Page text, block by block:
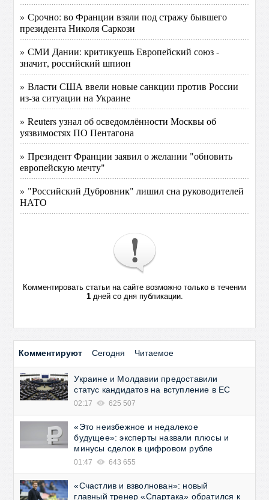
» Срочно: во Франции взяли под стражу бывшего
президента Николя Саркози
» СМИ Дании: критикуешь Европейский союз -
значит, российский шпион
» Власти США ввели новые санкции против России
из-за ситуации на Украине
» Reuters узнал об осведомлённости Москвы об
уязвимостях ПО Пентагона
» Президент Франции заявил о желании "обновить
европейскую мечту"
» "Российский Дубровник" лишил сна руководителей
НАТО
Комментировать статьи на сайте возможно только в течении
1дней со дня публикации.
Комментируют Сегодня Читаемое
Украине и Молдавии предоставили
статус кандидатов на вступление в ЕС
02:17 625 507
«Это неизбежное и недалекое
будущее»: эксперты назвали плюсы и
минусы сделок в цифровом рубле
01:47 643 655
«Счастлив и взволнован»: новый
главный тренер «Спартака» обратился к